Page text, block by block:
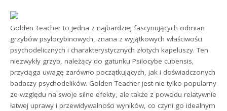
Golden Teacher to jedna z najbardziej fascynujących odmian
grzybów psylocybinowych, znana z wyjątkowych właściwości
psychodelicznych i charakterystycznych złotych kapeluszy. Ten
niezwykły grzyb, należący do gatunku Psilocybe cubensis,
przyciąga uwagę zarówno początkujących, jak i doświadczonych
badaczy psychodelików. Golden Teacher jest nie tylko popularny
ze względu na swoje silne efekty, ale także z powodu relatywnie
łatwej uprawy i przewidywalności wyników, co czyni go idealnym